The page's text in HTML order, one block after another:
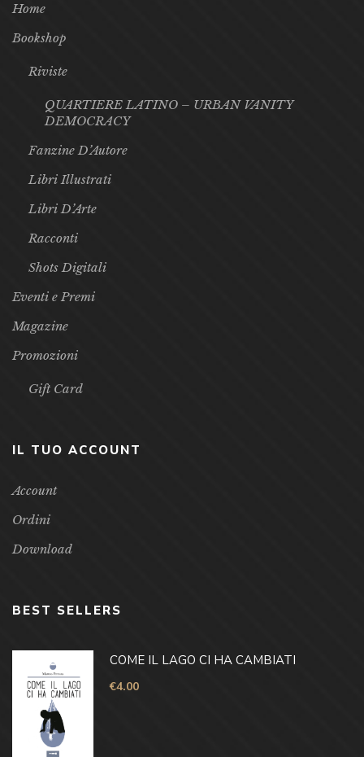
Home
Bookshop
Riviste
QUARTIERE LATINO – URBAN VANITY
DEMOCRACY
Fanzine D’Autore
Libri Illustrati
Libri D’Arte
Racconti
Shots Digitali
Eventi e Premi
Magazine
Promozioni
Gift Card
IL TUO ACCOUNT
Account
Ordini
Download
BEST SELLERS
COME IL LAGO CI HA CAMBIATI
€4.00